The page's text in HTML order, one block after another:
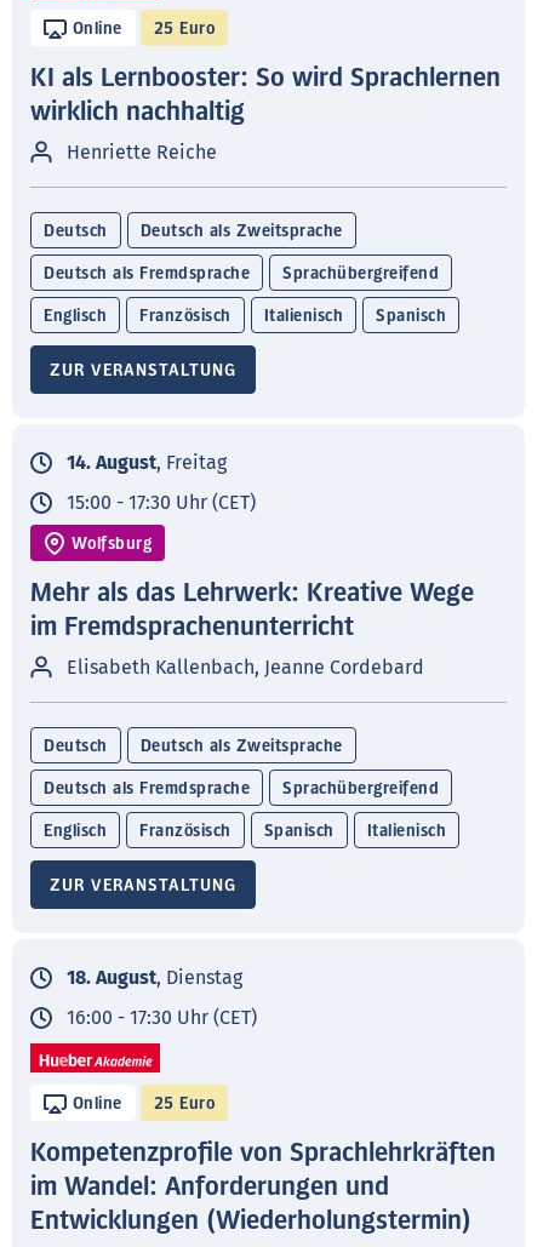
Online 25 Euro
KI als Lernbooster: So wird Sprachlernen
wirklich nachhaltig
Henriette Reiche
Deutsch Deutsch als Zweitsprache
Deutsch als Fremdsprache Sprachübergreifend
Englisch Französisch Italienisch Spanisch
ZUR VERANSTALTUNG
14. August, Freitag
15:00 - 17:30 Uhr (CET)
Wolfsburg
Mehr als das Lehrwerk: Kreative Wege
im Fremdsprachenunterricht
Elisabeth Kallenbach, Jeanne Cordebard
Deutsch Deutsch als Zweitsprache
Deutsch als Fremdsprache Sprachübergreifend
Englisch Französisch Spanisch Italienisch
ZUR VERANSTALTUNG
18. August, Dienstag
16:00 - 17:30 Uhr (CET)
Online 25 Euro
Kompetenzprofile von Sprachlehrkräften
im Wandel: Anforderungen und
Entwicklungen (Wiederholungstermin)